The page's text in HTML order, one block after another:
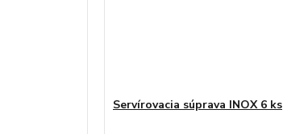
Servírovacia súprava INOX 6 ks